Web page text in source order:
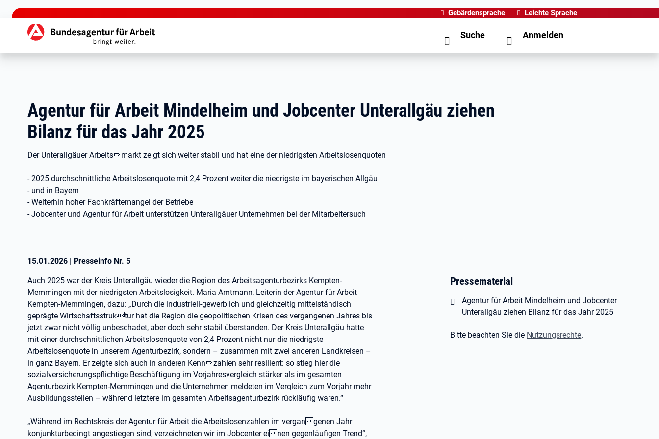
zu den Hauptinhalten springen
Gebärdensprache Leichte Sprache
Hauptnavigation Suche Anmelden
Agentur für Arbeit Mindelheim und Jobcenter Unterallgäu ziehen
Bilanz für das Jahr 2025
Der Unterallgäuer Arbeitsmarkt zeigt sich weiter stabil und hat eine der niedrigsten Arbeitslosenquoten
- 2025 durchschnittliche Arbeitslosenquote mit 2,4 Prozent weiter die niedrigste im bayerischen Allgäu
- und in Bayern
- Weiterhin hoher Fachkräftemangel der Betriebe
- Jobcenter und Agentur für Arbeit unterstützen Unterallgäuer Unternehmen bei der Mitarbeitersuch
15.01.2026 | Presseinfo Nr. 5
Auch 2025 war der Kreis Unterallgäu wieder die Region des Arbeitsagenturbezirks Kempten-
Memmingen mit der niedrigsten Arbeitslosigkeit. Maria Amtmann, Leiterin der Agentur für Arbeit
Kempten-Memmingen, dazu: „Durch die industriell-gewerblich und gleichzeitig mittelständisch
geprägte Wirtschaftsstruktur hat die Region die geopolitischen Krisen des vergangenen Jahres bis
jetzt zwar nicht völlig unbeschadet, aber doch sehr stabil überstanden. Der Kreis Unterallgäu hatte
mit einer durchschnittlichen Arbeitslosenquote von 2,4 Prozent nicht nur die niedrigste
Arbeitslosenquote in unserem Agenturbezirk, sondern – zusammen mit zwei anderen Landkreisen –
in ganz Bayern. Er zeigte sich auch in anderen Kennzahlen sehr resilient: so stieg hier die
sozialversicherungspflichtige Beschäftigung im Vorjahresvergleich stärker als im gesamten
Agenturbezirk Kempten-Memmingen und die Unternehmen meldeten im Vergleich zum Vorjahr mehr
Ausbildungsstellen – während letztere im gesamten Arbeitsagenturbezirk rückläufig waren.“
„Während im Rechtskreis der Agentur für Arbeit die Arbeitslosenzahlen im vergangenen Jahr
konjunkturbedingt angestiegen sind, verzeichneten wir im Jobcenter einen gegenläufigen Trend“,
Pressematerial
Öffnet in neuem Tab
Agentur für Arbeit Mindelheim und Jobcenter
Unterallgäu ziehen Bilanz für das Jahr 2025
Bitte beachten Sie die Nutzungsrechte.